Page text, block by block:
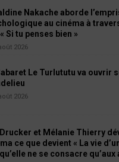
Nakache aborde
au cinéma à
Si tu penses bien »
2026
Le Turlututu va ouvrir
2026
Drucker et Mélanie Thierry
ce que devient « La vie
ne se consacre qu’aux